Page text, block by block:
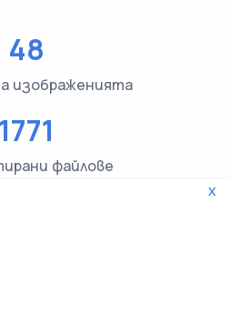
48
изображенията
1771
файлове
x